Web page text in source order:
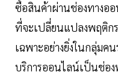
ซื้อสินค้าผ่านช่องทางอ
ที่จะเปลี่ยนแปลงพฤติก
เฉพาะอย่างยิ่งในกลุ่มค
บริการออนไลน์เป็นช่อ